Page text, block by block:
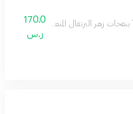
بنفحات زهر البرتقال المنعشة ممزوجة
170.0
ر.س